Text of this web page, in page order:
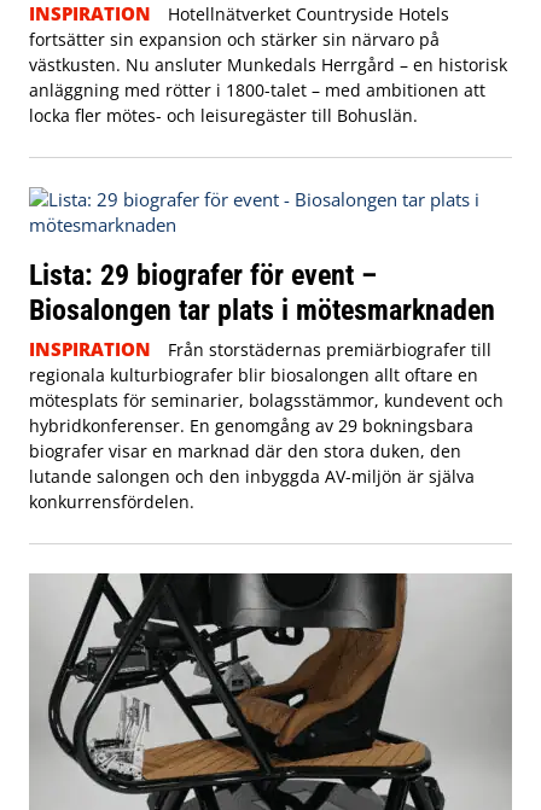
INSPIRATION
Hotellnätverket Countryside Hotels
fortsätter sin expansion och stärker sin närvaro på
västkusten. Nu ansluter Munkedals Herrgård – en historisk
anläggning med rötter i 1800-talet – med ambitionen att
locka fler mötes- och leisuregäster till Bohuslän.
Lista: 29 biografer för event –
Biosalongen tar plats i mötesmarknaden
INSPIRATION
Från storstädernas premiärbiografer till
regionala kulturbiografer blir biosalongen allt oftare en
mötesplats för seminarier, bolagsstämmor, kundevent och
hybridkonferenser. En genomgång av 29 bokningsbara
biografer visar en marknad där den stora duken, den
lutande salongen och den inbyggda AV-miljön är själva
konkurrensfördelen.